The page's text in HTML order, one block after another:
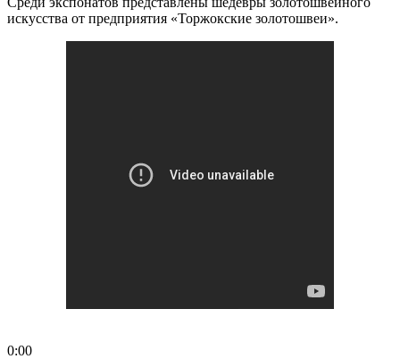
искусства от предприятия «Торжокские золотошвеи».
0:00